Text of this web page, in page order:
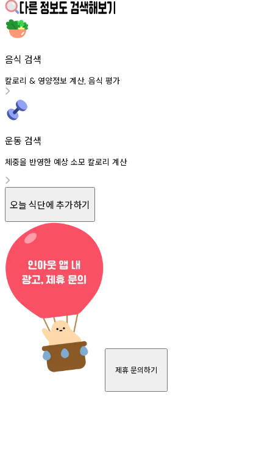
음식 검색
칼로리 & 영양정보 계산, 음식 평가
운동 검색
체중을 반영한 예상 소모 칼로리 계산
오늘 식단에 추가하기
제휴 문의하기